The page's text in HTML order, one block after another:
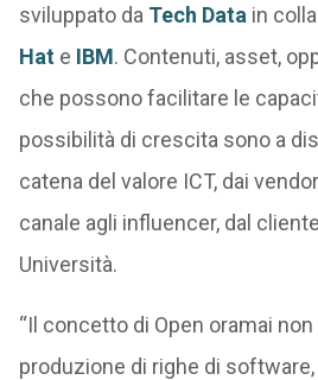
sviluppato da Tech Data in
Hate IBM. Contenuti, asset,
che possono facilitare le
possibilità di crescita sono a
catena del valore ICT, dai
canale agli influencer, dal
Università.
“Il concetto di Open oramai
produzione di righe di